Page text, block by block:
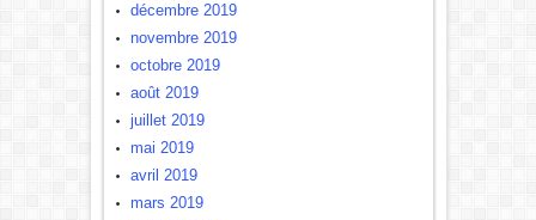
décembre 2019
novembre 2019
octobre 2019
août 2019
juillet 2019
mai 2019
avril 2019
mars 2019